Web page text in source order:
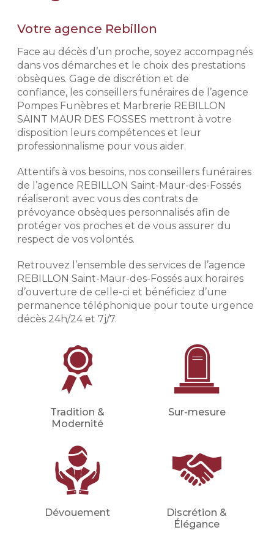
semelle, hors gravure, dans la limite
monuments et de la disponibilité des
granits. Remise d’un montant
maximum de 4 000 € TTC. Voir
conditions de l’offre en agence et
dans les mentions légales.
Demander un devis
Notre histoire repose sur
l'expérience de nos conseillers
funéraires. Exigeants, discrets et
respectueux, ils mettent leur
professionnalisme à votre service
afin de déterminer avec vous votre
budget et vos volontés afin de mieux
aborder votre démarche de
prévoyance obsèques.
obsèques
Prévoir ses obsèques, c'est choisir
les prestations qui vont venir
composer l'hommage. Pour des
prestations d'excellence et une prise
en charge de qualité, nous
que vous souhaitez en détails
(inhumation, crémation, cérémonie
civile ou religieuse, convoi, fleurs,
etc.).
Financer vos obsèques par
anticipation afin de protéger vos
proches d'une dépense imprévue.
Votre conseiller en prévoyance
montant du capital nécessaire et les
meilleures mensualités adaptées à
etc.).
Demander un devis
Votre agence Rebillon
Face au décès d’un proche, soyez accompagnés
dans vos démarches et le choix des prestations
obsèques. Gage de discrétion et de
confiance, les conseillers funéraires de l’agence
Pompes Funèbres et Marbrerie REBILLON
SAINT MAUR DES FOSSES mettront à votre
disposition leurs compétences et leur
professionnalisme pour vous aider.
Attentifs à vos besoins, nos conseillers funéraires
de l’agence REBILLON Saint-Maur-des-Fossés
réaliseront avec vous des contrats de
prévoyance obsèques personnalisés afin de
protéger vos proches et de vous assurer du
respect de vos volontés.
Retrouvez l’ensemble des services de l’agence
REBILLON Saint-Maur-des-Fossés aux horaires
d’ouverture de celle-ci et bénéficiez d’une
permanence téléphonique pour toute urgence
décès 24h/24 et 7j/7.
Tradition &
Modernité
Sur-mesure
Dévouement
Discrétion &
Élégance